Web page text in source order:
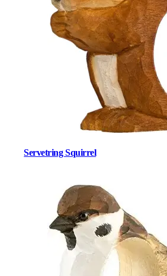
Servetring Squirrel